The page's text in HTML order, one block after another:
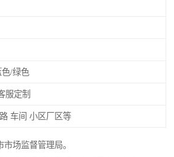
色/绿色
服定制
车间 小区厂区等
场监督管理局。